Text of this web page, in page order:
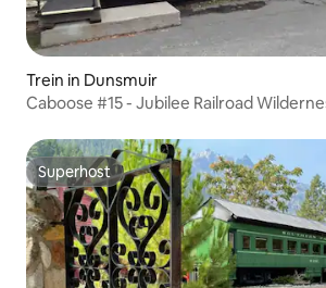
Trein in Dunsmuir
Caboose #15 - Jubilee Railroad
Superhost
Superhost